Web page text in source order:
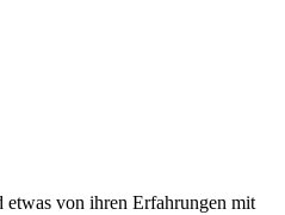
etwas von ihren Erfahrungen mit